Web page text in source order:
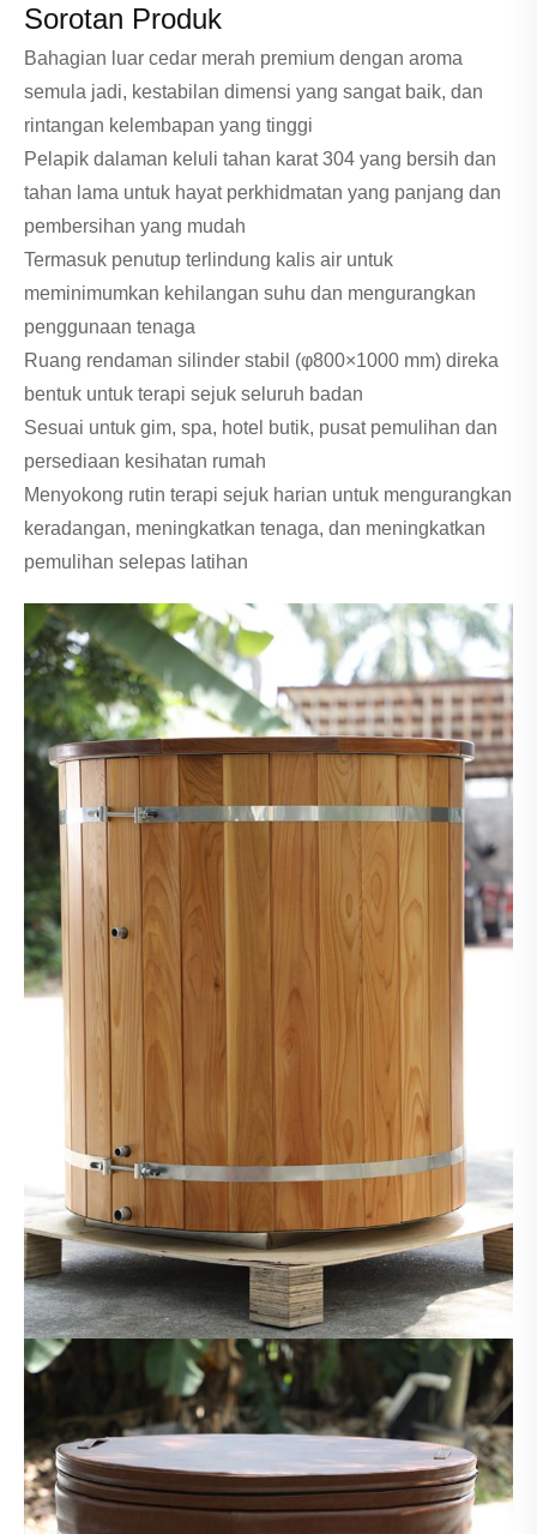
Sorotan Produk
Bahagian luar cedar merah premium dengan aroma
semula jadi, kestabilan dimensi yang sangat baik, dan
rintangan kelembapan yang tinggi
Pelapik dalaman keluli tahan karat 304 yang bersih dan
tahan lama untuk hayat perkhidmatan yang panjang dan
pembersihan yang mudah
Termasuk penutup terlindung kalis air untuk
meminimumkan kehilangan suhu dan mengurangkan
penggunaan tenaga
Ruang rendaman silinder stabil (φ800×1000 mm) direka
bentuk untuk terapi sejuk seluruh badan
Sesuai untuk gim, spa, hotel butik, pusat pemulihan dan
persediaan kesihatan rumah
Menyokong rutin terapi sejuk harian untuk mengurangkan
keradangan, meningkatkan tenaga, dan meningkatkan
pemulihan selepas latihan